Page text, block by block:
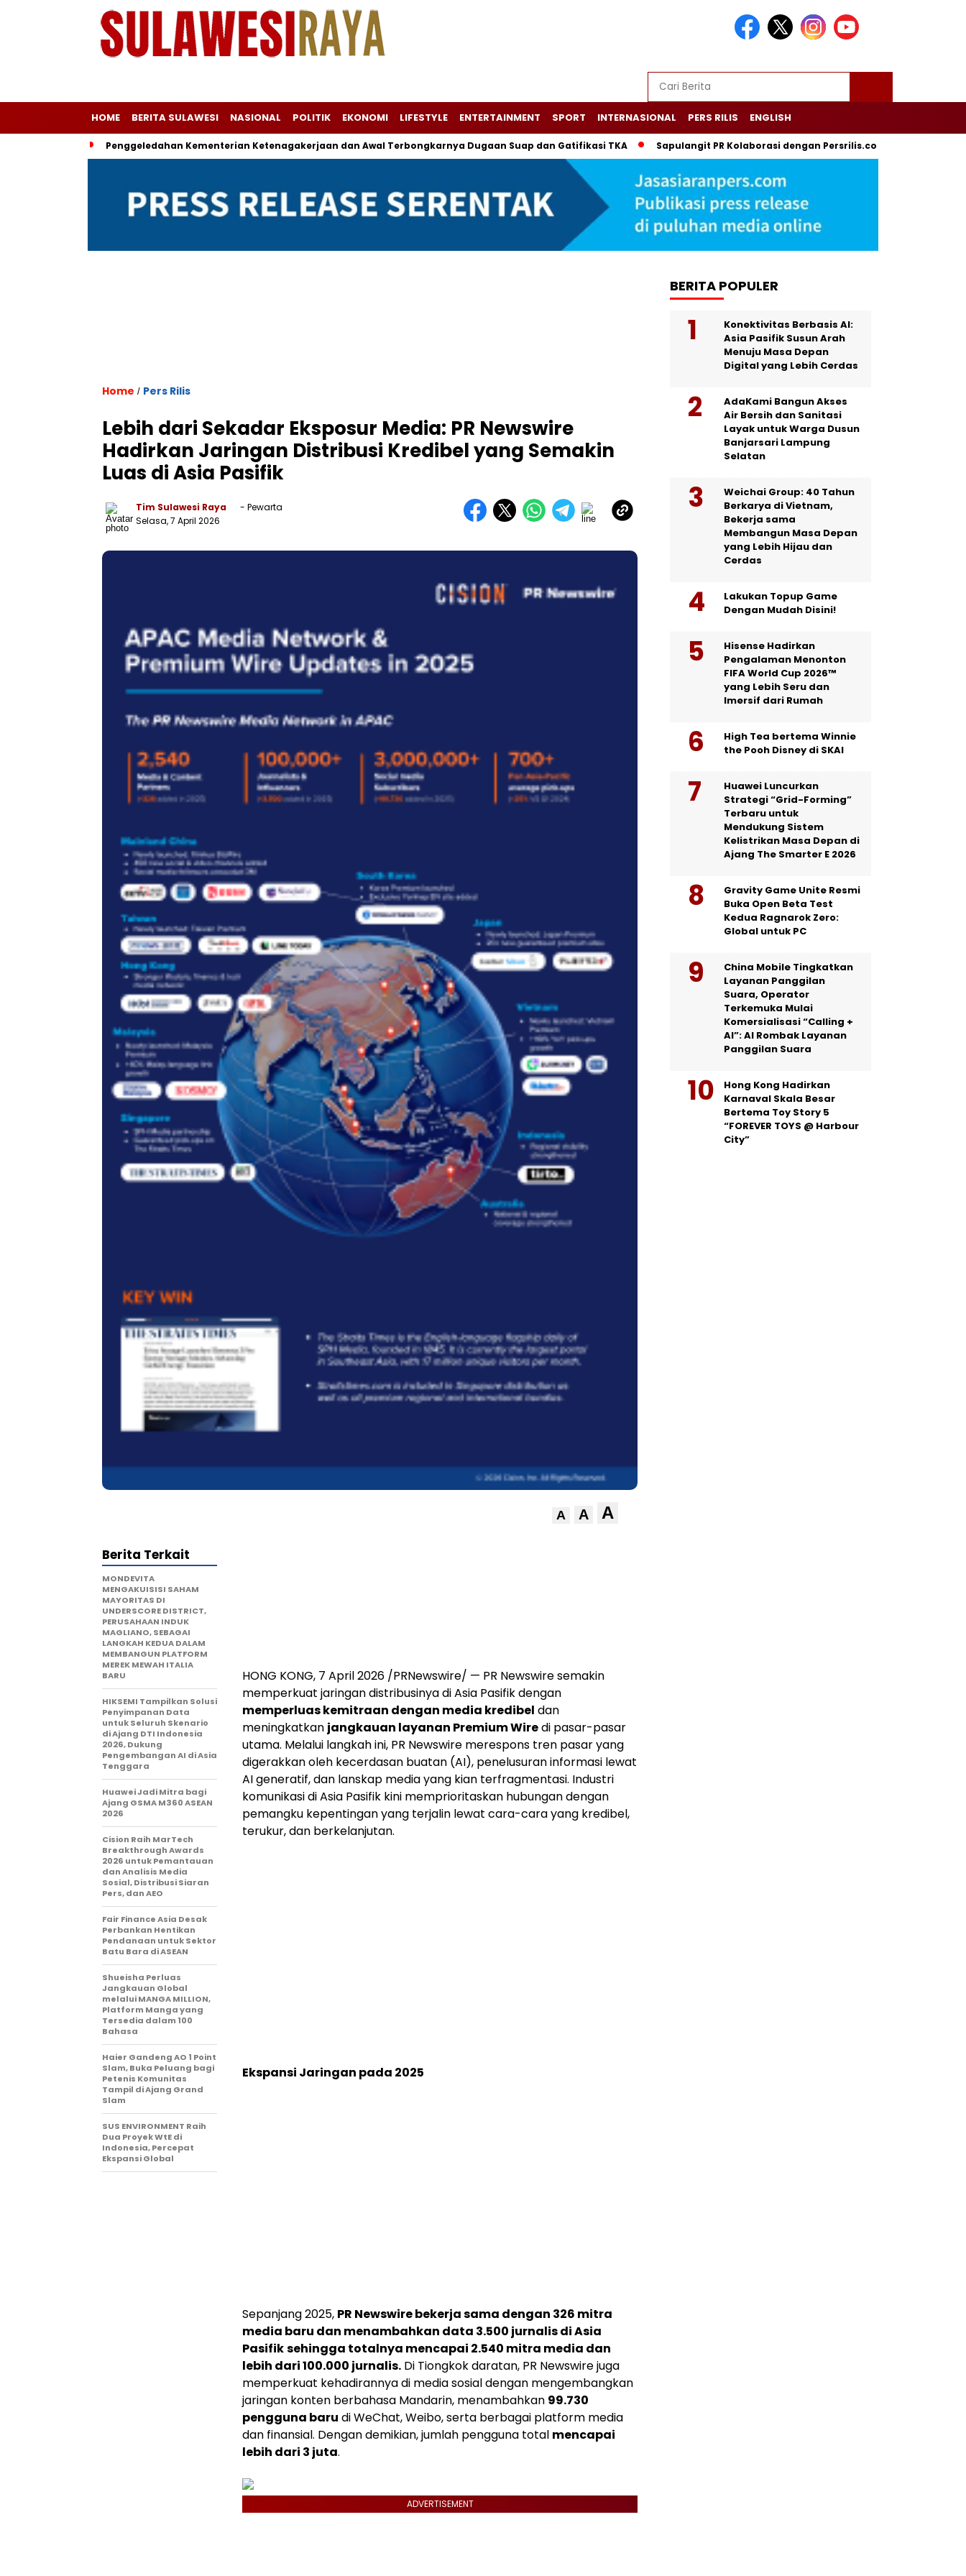
HOME BERITA SULAWESI NASIONAL POLITIK EKONOMI LIFESTYLE ENTERTAINMENT SPORT INTERNASIONAL PERS RILIS ENGLISH
Penggeledahan Kementerian Ketenagakerjaan dan Awal Terbongkarnya Dugaan Suap dan Gatifikasi TKA Sapulangit PR Kolaborasi dengan Persrilis.com Berikan Jasa
Home / Pers Rilis
Lebih dari Sekadar Eksposur Media: PR Newswire
Hadirkan Jaringan Distribusi Kredibel yang Semakin
Luas di Asia Pasifik
Tim Sulawesi Raya
- Pewarta
Selasa, 7 April 2026
A A A
HONG KONG, 7 April 2026 /PRNewswire/ — PR Newswire semakin
memperkuat jaringan distribusinya di Asia Pasifik dengan
memperluas kemitraan dengan media kredibel dan
meningkatkan jangkauan layanan Premium Wiredi pasar-pasar
utama. Melalui langkah ini, PR Newswire merespons tren pasar yang
digerakkan oleh kecerdasan buatan (AI), penelusuran informasi lewat
AI generatif, dan lanskap media yang kian terfragmentasi. Industri
komunikasi di Asia Pasifik kini memprioritaskan hubungan dengan
pemangku kepentingan yang terjalin lewat cara-cara yang kredibel,
terukur, dan berkelanjutan.
Ekspansi Jaringan pada 2025
Sepanjang 2025, PR Newswire bekerja sama dengan 326 mitra
media baru dan menambahkan data 3.500 jurnalis di Asia
Pasifiksehingga totalnya mencapai 2.540 mitra media dan
lebih dari 100.000 jurnalis. Di Tiongkok daratan, PR Newswire juga
memperkuat kehadirannya di media sosial dengan mengembangkan
jaringan konten berbahasa Mandarin, menambahkan 99.730
pengguna baru di WeChat, Weibo, serta berbagai platform media
dan finansial. Dengan demikian, jumlah pengguna total mencapai
lebih dari 3 juta.
ADVERTISEMENT
Berita Terkait
MONDEVITA
MENGAKUISISI SAHAM
MAYORITAS DI
UNDERSCORE DISTRICT,
PERUSAHAAN INDUK
MAGLIANO, SEBAGAI
LANGKAH KEDUA DALAM
MEMBANGUN PLATFORM
MEREK MEWAH ITALIA
BARU
HIKSEMI Tampilkan Solusi
Penyimpanan Data
untuk Seluruh Skenario
di Ajang DTI Indonesia
2026, Dukung
Pengembangan AI di Asia
Tenggara
Huawei Jadi Mitra bagi
Ajang GSMA M360 ASEAN
2026
Cision Raih MarTech
Breakthrough Awards
2026 untuk Pemantauan
dan Analisis Media
Sosial, Distribusi Siaran
Pers, dan AEO
Fair Finance Asia Desak
Perbankan Hentikan
Pendanaan untuk Sektor
Batu Bara di ASEAN
Shueisha Perluas
Jangkauan Global
melalui MANGA MILLION,
Platform Manga yang
Tersedia dalam 100
Bahasa
Haier Gandeng AO 1 Point
Slam, Buka Peluang bagi
Petenis Komunitas
Tampil di Ajang Grand
Slam
SUS ENVIRONMENT Raih
Dua Proyek WtE di
Indonesia, Percepat
Ekspansi Global
BERITA POPULER
Konektivitas Berbasis AI:
Asia Pasifik Susun Arah
Menuju Masa Depan
Digital yang Lebih Cerdas
AdaKami Bangun Akses
Air Bersih dan Sanitasi
Layak untuk Warga Dusun
Banjarsari Lampung
Selatan
Weichai Group: 40 Tahun
Berkarya di Vietnam,
Bekerja sama
Membangun Masa Depan
yang Lebih Hijau dan
Cerdas
Lakukan Topup Game
Dengan Mudah Disini!
Hisense Hadirkan
Pengalaman Menonton
FIFA World Cup 2026™
yang Lebih Seru dan
Imersif dari Rumah
High Tea bertema Winnie
the Pooh Disney di SKAI
Huawei Luncurkan
Strategi “Grid-Forming”
Terbaru untuk
Mendukung Sistem
Kelistrikan Masa Depan di
Ajang The Smarter E 2026
Gravity Game Unite Resmi
Buka Open Beta Test
Kedua Ragnarok Zero:
Global untuk PC
China Mobile Tingkatkan
Layanan Panggilan
Suara, Operator
Terkemuka Mulai
Komersialisasi “Calling +
AI”: AI Rombak Layanan
Panggilan Suara
Hong Kong Hadirkan
Karnaval Skala Besar
Bertema Toy Story 5
“FOREVER TOYS @ Harbour
City”